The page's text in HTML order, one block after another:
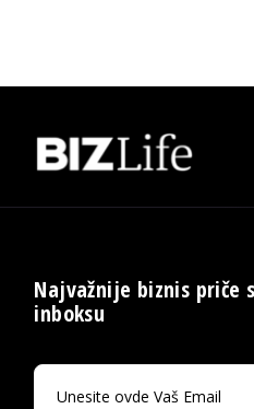
Najvažnije biznis priče
inboksu